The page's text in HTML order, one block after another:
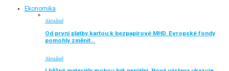
Ekonomika
Aktuálně
Od první platby kartou k bezpapírové MHD. Evropské fondy
pomohly změnit…
Aktuálně